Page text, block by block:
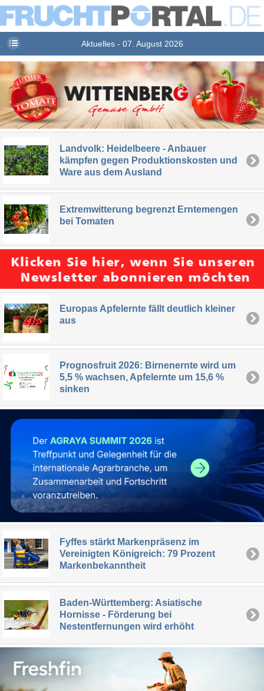
Aktuelles - 07. August 2026
Landvolk: Heidelbeere - Anbauer
kämpfen gegen Produktionskosten und
Ware aus dem Ausland
Extremwitterung begrenzt Erntemengen
bei Tomaten
Europas Apfelernte fällt deutlich kleiner
aus
Prognosfruit 2026: Birnenernte wird um
5,5 % wachsen, Apfelernte um 15,6 %
sinken
Fyffes stärkt Markenpräsenz im
Vereinigten Königreich: 79 Prozent
Markenbekanntheit
Baden-Württemberg: Asiatische
Hornisse - Förderung bei
Nestentfernungen wird erhöht